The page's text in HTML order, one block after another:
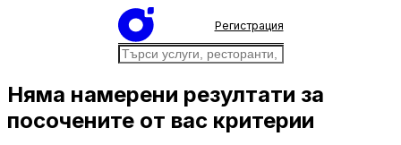
Регистрация
Няма намерени резултати за
посочените от вас критерии